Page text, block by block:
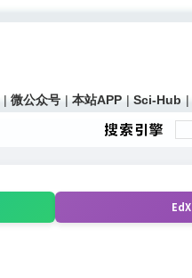
| 微公众号 |本站APP | Sci-Hub |